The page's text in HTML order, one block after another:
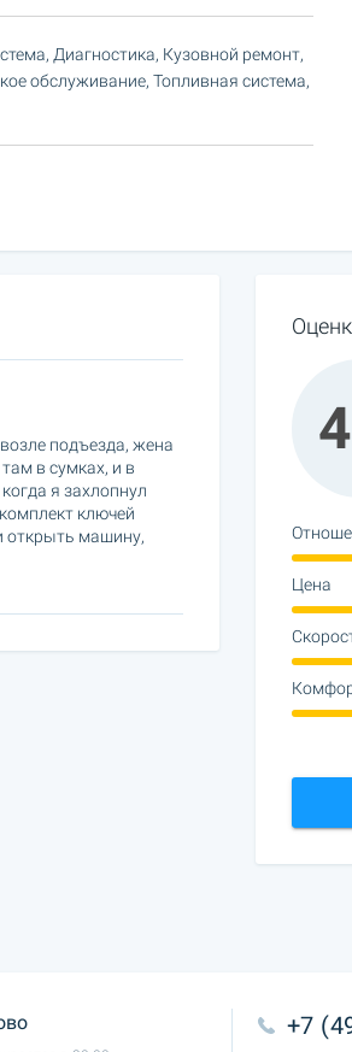
Диагностика, Кузовной ремонт,
обслуживание, Топливная система,
подъезда, жена
в сумках, и в
я захлопнул
ключей
открыть машину,
Цена
+7